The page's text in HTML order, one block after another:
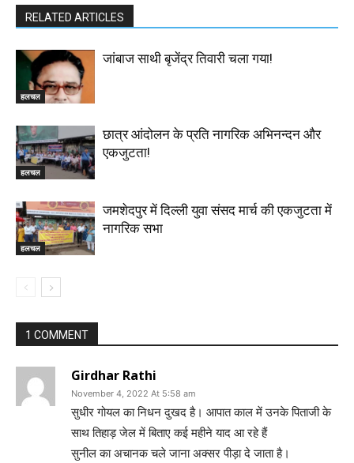
RELATED ARTICLES
हलचल
जांबाज साथी बृजेंद्र तिवारी चला गया!
हलचल
छात्र आंदोलन के प्रति नागरिक अभिनन्दन और
एकजुटता!
हलचल
जमशेदपुर में दिल्ली युवा संसद मार्च की एकजुटता में
नागरिक सभा
1 COMMENT
Girdhar Rathi
November 4, 2022 At 5:58 am
सुधीर गोयल का निधन दुखद है। आपात काल में उनके पिताजी के
साथ तिहाड़ जेल में बिताए कई महीने याद आ रहे हैं
सुनील का अचानक चले जाना अक्सर पीड़ा दे जाता है।